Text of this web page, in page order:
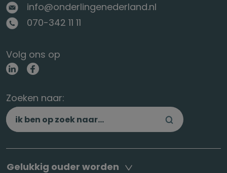
info@onderlingenederland.nl
070-342 11 11
Volg ons op
Zoeken naar:
Gelukkig ouder worden